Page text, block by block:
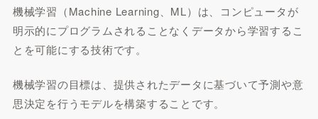
機械学習（Machine Learning、ML）は、コンピュータが
明示的にプログラムされることなくデータから学習するこ
とを可能にする技術です。
機械学習の目標は、提供されたデータに基づいて予測や意
思決定を行うモデルを構築することです。